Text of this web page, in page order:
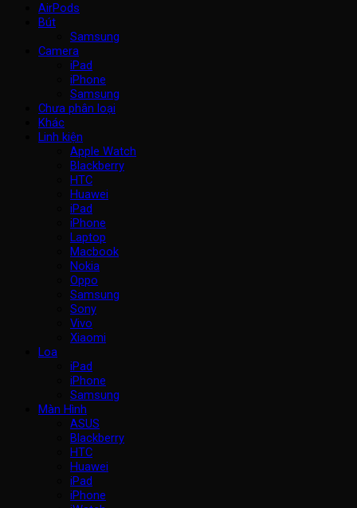
AirPods
Bút
Samsung
Camera
iPad
iPhone
Samsung
Chưa phân loại
Khác
Linh kiện
Apple Watch
Blackberry
HTC
Huawei
iPad
iPhone
Laptop
Macbook
Nokia
Oppo
Samsung
Sony
Vivo
Xiaomi
Loa
iPad
iPhone
Samsung
Màn Hình
ASUS
Blackberry
HTC
Huawei
iPad
iPhone